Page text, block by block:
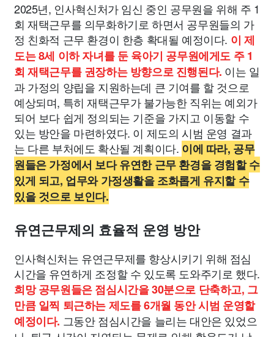
2025년, 인사혁신처가 임신 중인 공무원을 위해 주 1
회 재택근무를 의무화하기로 하면서 공무원들의 가
정 친화적 근무 환경이 한층 확대될 예정이다. 이 제
도는 8세 이하 자녀를 둔 육아기 공무원에게도 주 1
회 재택근무를 권장하는 방향으로 진행된다. 이는 일
과 가정의 양립을 지원하는데 큰 기여를 할 것으로
예상되며, 특히 재택근무가 불가능한 직위는 예외가
되어 보다 쉽게 정의되는 기준을 가지고 이동할 수
있는 방안을 마련하였다. 이 제도의 시범 운영 결과
는 다른 부처에도 확산될 계획이다. 이에 따라, 공무
원들은 가정에서 보다 유연한 근무 환경을 경험할 수
있게 되고, 업무와 가정생활을 조화롭게 유지할 수
있을 것으로 보인다.
유연근무제의 효율적 운영 방안
인사혁신처는 유연근무제를 향상시키기 위해 점심
시간을 유연하게 조정할 수 있도록 도와주기로 했다.
희망 공무원들은 점심시간을 30분으로 단축하고, 그
만큼 일찍 퇴근하는 제도를 6개월 동안 시범 운영할
예정이다. 그동안 점심시간을 늘리는 대안은 있었으